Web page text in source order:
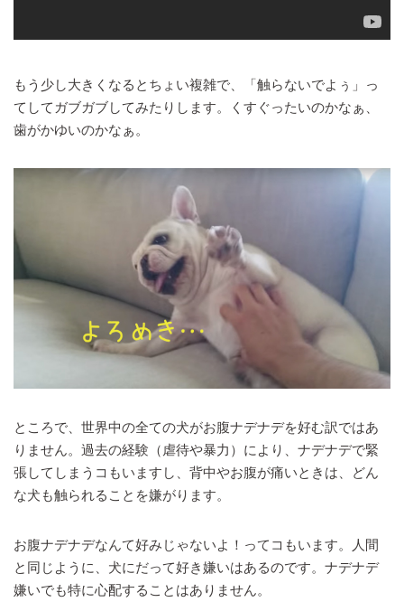
もう少し大きくなるとちょい複雑で、「触らないでよぅ」っ
てしてガブガブしてみたりします。くすぐったいのかなぁ、
歯がかゆいのかなぁ。
ところで、世界中の全ての犬がお腹ナデナデを好む訳ではあ
りません。過去の経験（虐待や暴力）により、ナデナデで緊
張してしまうコもいますし、背中やお腹が痛いときは、どん
な犬も触られることを嫌がります。
お腹ナデナデなんて好みじゃないよ！ってコもいます。人間
と同じように、犬にだって好き嫌いはあるのです。ナデナデ
嫌いでも特に心配することはありません。